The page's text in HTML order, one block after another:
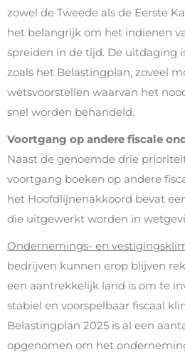
zowel de Tweede als de Eerste
het belangrijk om het indienen
spreiden in de tijd. De uitdaging
zoals het Belastingplan, zoveel
wetsvoorstellen waarvan het
snel worden behandeld.
Voortgang op andere fiscale
Naast de genoemde drie
voortgang boeken op andere
het Hoofdlijnenakkoord bevat
die uitgewerkt worden in
Ondernemings- en
bedrijven kunnen erop blijven
een aantrekkelijk land is om te
stabiel en voorspelbaar fiscaal
Belastingplan 2025 is al een
opgenomen om het